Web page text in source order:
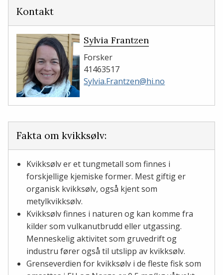
Kontakt
Sylvia Frantzen
Forsker
41463517
Sylvia.Frantzen@hi.no
Fakta om kvikksølv:
Kvikksølv er et tungmetall som finnes i
forskjellige kjemiske former. Mest giftig er
organisk kvikksølv, også kjent som
metylkvikksølv.
Kvikksølv finnes i naturen og kan komme fra
kilder som vulkanutbrudd eller utgassing.
Menneskelig aktivitet som gruvedrift og
industru fører også til utslipp av kvikksølv.
Grenseverdien for kvikksølv i de fleste fisk som